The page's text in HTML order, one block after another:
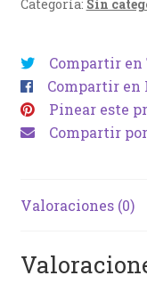
Categoría: Sin
Compartir
Compartir en
Pinear este
Compartir
Valoraciones (0)